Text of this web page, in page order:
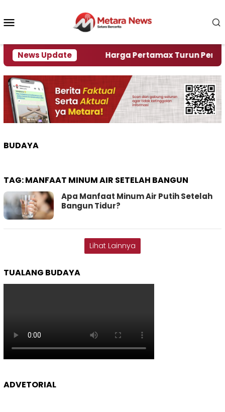
konten
News Update
Krisi Air Harga Pertamax Turun Per Hari
BUDAYA
TAG:MANFAAT MINUM AIR SETELAH BANGUN
Apa Manfaat Minum Air Putih Setelah
Bangun Tidur?
Lihat Lainnya
TUALANG BUDAYA
ADVETORIAL